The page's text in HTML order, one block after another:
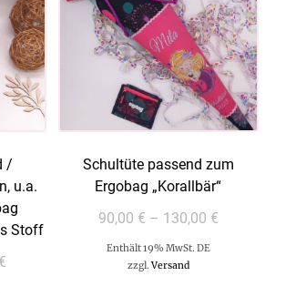
/
u.a.
Stoff
€
Schultüte passend zum
Ergobag „Korallbär“
90,00 € – 130,00 €
Enthält 19% MwSt. DE
zzgl.Versand